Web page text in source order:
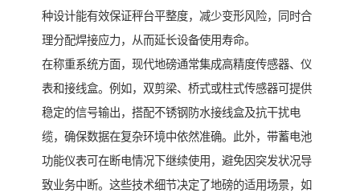
种设计能有效保证秤台平整度，减少变形风险，同时合
理分配焊接应力，从而延长设备使用寿命。
在称重系统方面，现代地磅通常集成高精度传感器、仪
表和接线盒。例如，双剪梁、桥式或柱式传感器可提供
稳定的信号输出，搭配不锈钢防水接线盒及抗干扰电
缆，确保数据在复杂环境中依然准确。此外，带蓄电池
功能仪表可在断电情况下继续使用，避免因突发状况导
致业务中断。这些技术细节决定了地磅的适用场景，如